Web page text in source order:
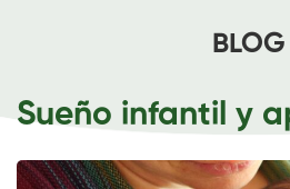
BLOG
Sueño infantil y